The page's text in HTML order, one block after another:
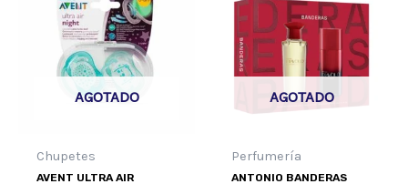
AGOTADO
Chupetes
AVENT ULTRA AIR
AGOTADO
Perfumería
ANTONIO BANDERAS